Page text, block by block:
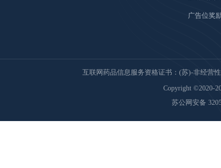
广告位奖
互联网药品信息服务资格证书：(苏)-非经营性
Copyright ©2020-
苏公网安备